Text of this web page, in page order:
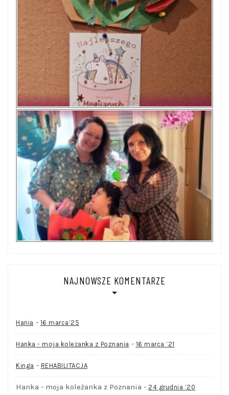
NAJNOWSZE KOMENTARZE
Hania - 16 marca’25
Hanka - moja koleżanka z Poznania - 16 marca ’21
Kinga - REHABILITACJA
Hanka - moja koleżanka z Poznania - 24 grudnia ’20